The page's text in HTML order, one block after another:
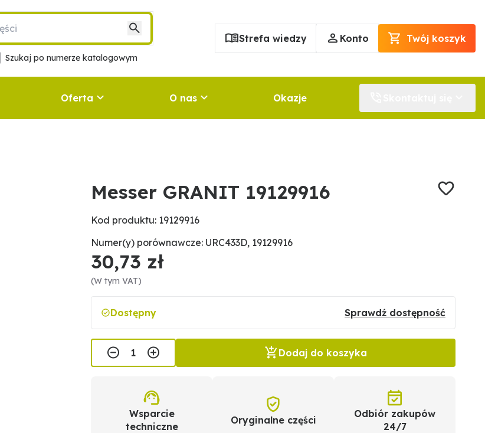
Szukaj po numerze katalogowym
Strefa wiedzy Konto Twój koszyk
Oferta O nas Okazje
Messer GRANIT 19129916
Kod produktu: 19129916
Numer(y) porównawcze: URC433D, 19129916
30,73 zł
(W tym VAT)
Dostępny Sprawdź dostępność
Dodaj do koszyka
Wsparcie
techniczne
Oryginalne części
Odbiór zakupów
24/7